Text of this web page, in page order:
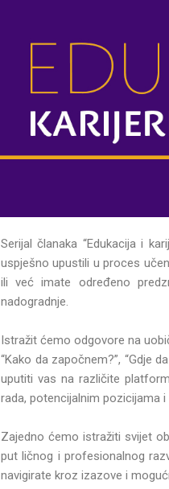
Serijal članaka “Edukacija i
uspješno upustili u proces
ili već imate određeno
nadogradnje.
Istražit ćemo odgovore na
“Kako da započnem?”, “Gdje
uputiti vas na različite
rada, potencijalnim pozicijama
Zajedno ćemo istražiti svijet
put ličnog i profesionalnog
navigirate kroz izazove i